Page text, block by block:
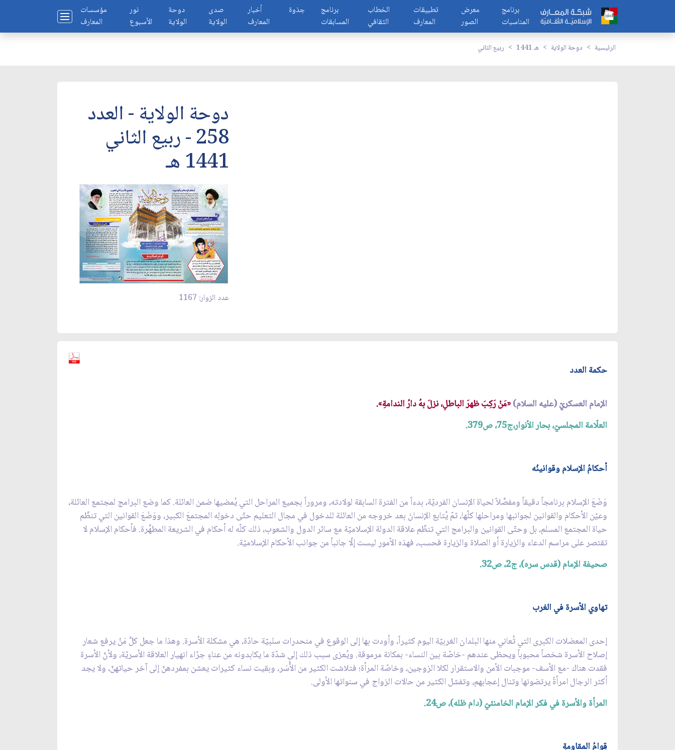
مؤسسات
المعارف
نور
الأسبوع
دوحة
الولاية
صدى
الولاية
أخبار
المعارف
جذوة
برنامج
المسابقات
الخطاب
الثقافي
تطبيقات
المعارف
معرض
الصور
برنامج
المناسبات
الرئيسية دوحة الولاية 1441 هـ ربيع الثاني
دوحة الولاية - العدد
258 - ربيع الثاني
1441 هـ
عدد الزوار: 1167
حكمة العدد
الإمام العسكريّ (عليه السلام)«مَنْ رَكِبَ ظهرَ الباطلِ، نزلَ بهُ دارُ الندامةِ».
العلّامة المجلسيّ، بحار الأنوار،ج75، ص379.
أحكامُ الإسلام وقوانينُه
وَضَعَ الإسلام برنامجاً دقيقاً ومفصَّلاً لحياة الإنسان الفرديّة، بدءاً من الفترة السابقة لولادته، ومروراً بجميع المراحل التي يُمضيها ضمن العائلة. كما وضع البرامج لمجتمع العائلة،
وعيّن الأحكام والقوانين لجوانبها ومراحلها كلّها، ثمّ يُتابع الإنسانَ بعد خروجه من العائلة للدخول في مجال التعليم حتّى دخولِه المجتمعَ الكبير، ووَضَعَ القوانين التي تنظّم
حياة المجتمع المسلم، بل وحتّى القوانين والبرامج التي تنظّم علاقة الدولة الإسلاميّة مع سائر الدول والشعوب، ذلك كلّه له أحكام في الشريعة المطهَّرة. فأحكام الإسلام لا
تقتصر على مراسم الدعاء والزيارة أو الصلاة والزيارة فحسب، فهذه الأمور ليست إلّا جانباً من جوانب الأحكام الإسلاميّة.
صحيفة الإمام (قدس سره)، ج‏2، ص32.
تهاوي الأسرة في الغرب
إحدى المعضلات الكبرى التي تُعاني منها البلدان الغربيّة اليوم كثيراً، وأودت بها إلى الوقوع في منحدرات سلبيّة حادّة، هي مشكلة الأسرة. وهذا ما جعل كلَّ مَنْ يرفع شعار
إصلاح الأسرة شخصاً محبوباً ويحظى عندهم -خاصّة بين النساء- بمكانة مرموقة. ويُعزى سبب ذلك إلى شدّة ما يكابدونه من عناءٍ جرّاء انهيار العلاقة الأسريّة، ولأنّ الأسرة
فقدت هناك -مع الأسف- موجبات الأمن والاستقرار لكلا الزوجين، وخاصّة المرأة؛ فتلاشت الكثير من الأُسَر، وبقيت نساء كثيرات يعشن بمفردهنّ إلى آخر حياتهنّ، ولا يجد
أكثر الرجال امرأةً يرتضونها وتنال إعجابهم، وتفشل الكثير من حالات الزواج في سنواتها الأولى.
المرأة والأسرة في فكر الإمام الخامنئيّ (دام ظله)، ص24.
قِوامُ المقاومةِ